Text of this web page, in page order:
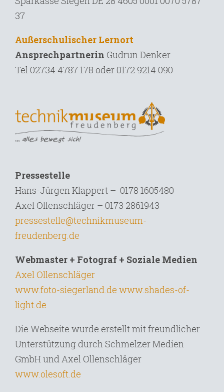
37
Außerschulischer Lernort
Ansprechpartnerin Gudrun Denker
Tel 02734 4787 178 oder 0172 9214 090
Pressestelle
Hans-Jürgen Klappert – 0178 1605480
Axel Ollenschläger – 0173 2861943
pressestelle@technikmuseum-
freudenberg.de
Webmaster + Fotograf + Soziale Medien
Axel Ollenschläger
www.foto-siegerland.de www.shades-of-
light.de
Die Webseite wurde erstellt mit freundlicher
Unterstützung durch Schmelzer Medien
GmbH und Axel Ollenschläger
www.olesoft.de